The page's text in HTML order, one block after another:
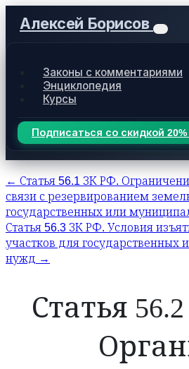
Алексей Борисов
Законы с комментариями
Энциклопедия
Курсы
Подписаться со скидкой 20%
← Статья 56.1 ЗК РФ.
связи с резервированием
государственных или
Статья 56.3 ЗК РФ. Условия
участков для
нужд →
Статья